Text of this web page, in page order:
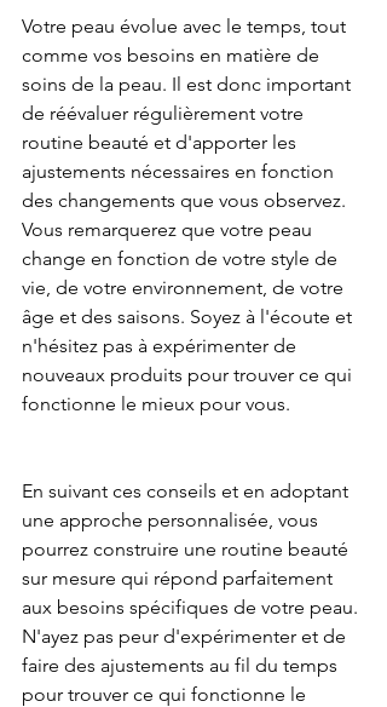
Votre peau évolue avec le temps, tout
comme vos besoins en matière de
soins de la peau. Il est donc important
de réévaluer régulièrement votre
routine beauté et d'apporter les
ajustements nécessaires en fonction
des changements que vous observez.
Vous remarquerez que votre peau
change en fonction de votre style de
vie, de votre environnement, de votre
âge et des saisons. Soyez à l'écoute et
n'hésitez pas à expérimenter de
nouveaux produits pour trouver ce qui
fonctionne le mieux pour vous.
En suivant ces conseils et en adoptant
une approche personnalisée, vous
pourrez construire une routine beauté
sur mesure qui répond parfaitement
aux besoins spécifiques de votre peau.
N'ayez pas peur d'expérimenter et de
faire des ajustements au fil du temps
pour trouver ce qui fonctionne le